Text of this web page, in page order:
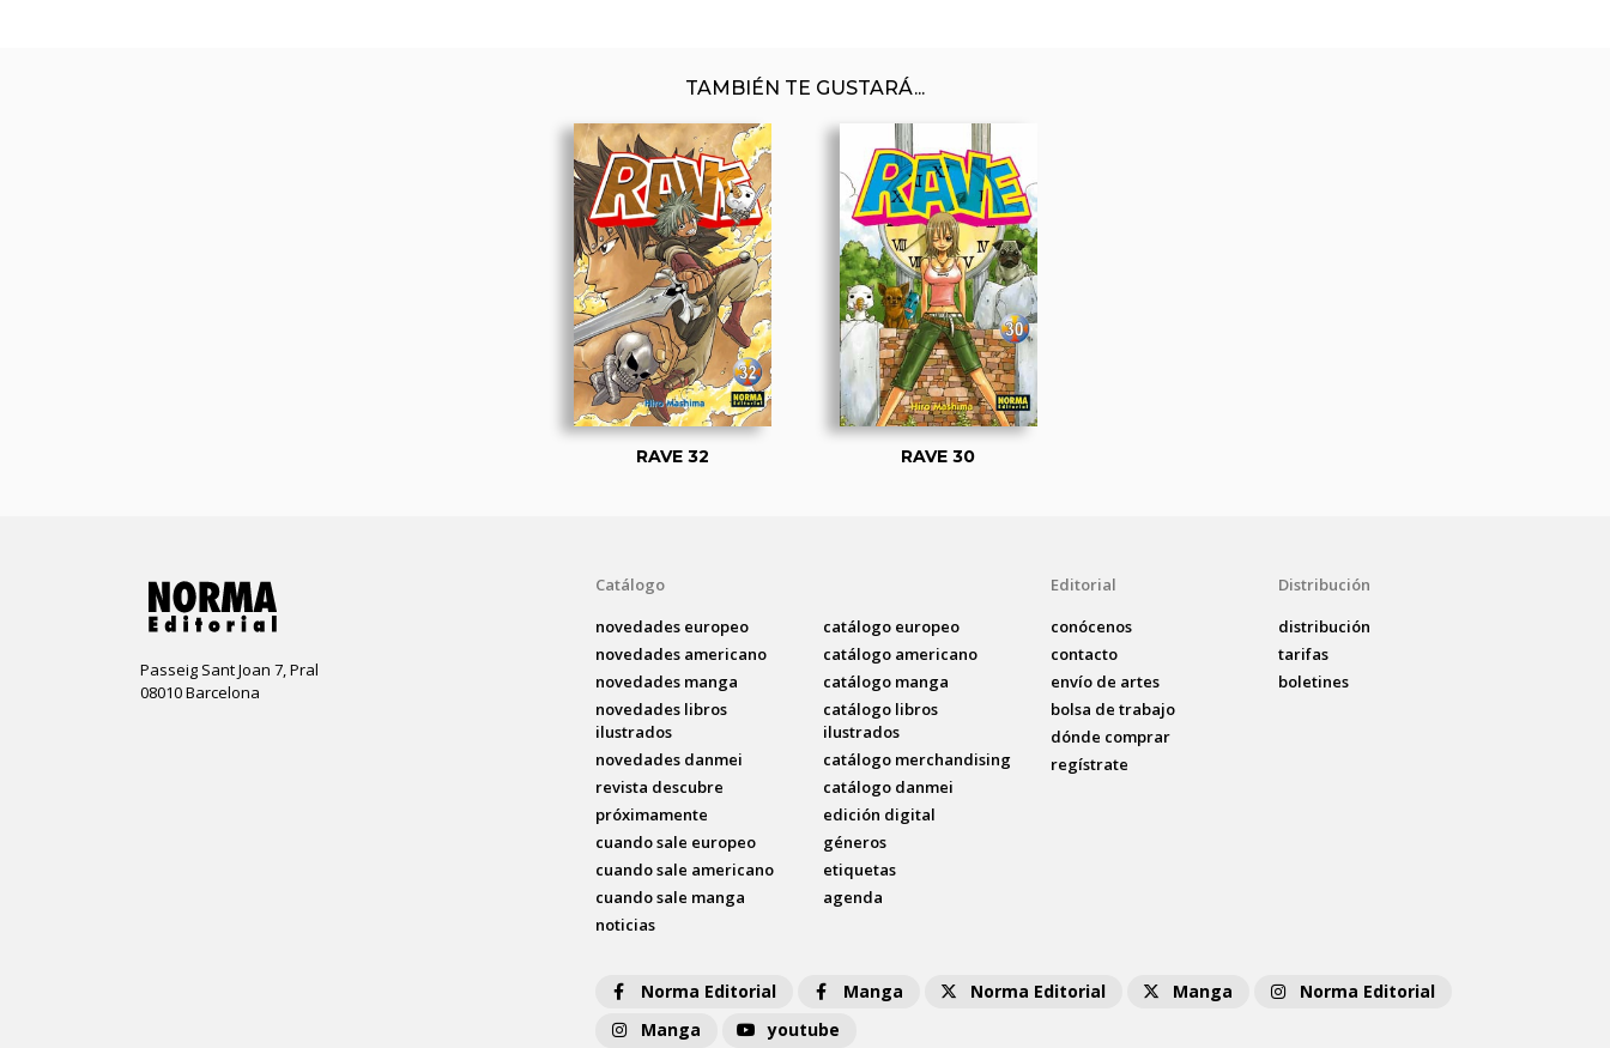
TAMBIÉN TE GUSTARÁ...
RAVE 32 RAVE 30
Passeig Sant Joan 7, Pral
08010 Barcelona
Catálogo
novedades europeo
novedades americano
novedades manga
novedades libros
ilustrados
novedades danmei
revista descubre
próximamente
cuando sale europeo
cuando sale americano
cuando sale manga
noticias
catálogo europeo
catálogo americano
catálogo manga
catálogo libros
ilustrados
catálogo merchandising
catálogo danmei
edición digital
géneros
etiquetas
agenda
Editorial
conócenos
contacto
envío de artes
bolsa de trabajo
dónde comprar
regístrate
Distribución
distribución
tarifas
boletines
Norma Editorial Manga Norma Editorial Manga
Norma Editorial
Manga
youtube